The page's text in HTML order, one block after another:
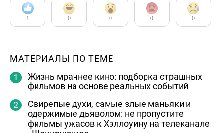
1 0 0 0 0
МАТЕРИАЛЫ ПО ТЕМЕ
Жизнь мрачнее кино: подборка страшных
фильмов на основе реальных событий
Свирепые духи, самые злые маньяки и
одержимые дьяволом: не пропустите
фильмы ужасов к Хэллоуину на телеканале